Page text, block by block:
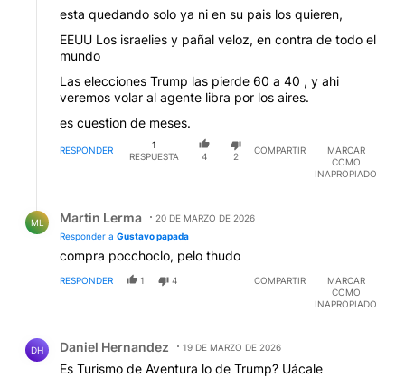
esta quedando solo ya ni en su pais los quieren,
EEUU Los israelies y pañal veloz, en contra de todo el
mundo
Las elecciones Trump las pierde 60 a 40 , y ahi
veremos volar al agente libra por los aires.
es cuestion de meses.
RESPONDER
1
RESPUESTA
4 2
COMPARTIR
MARCAR
COMO
INAPROPIADO
ML Martin Lerma
20 DE MARZO DE 2026
Responder a Gustavo papada
compra pocchoclo, pelo thudo
RESPONDER 1 4 COMPARTIR
MARCAR
COMO
INAPROPIADO
DH Daniel Hernandez 19 DE MARZO DE 2026
Es Turismo de Aventura lo de Trump? Uácale